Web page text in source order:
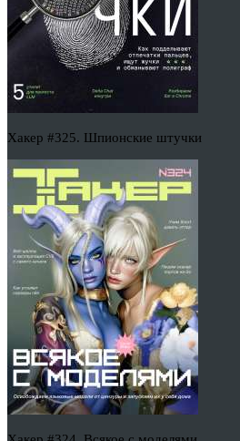
Хакер #325. Шпионские штучки